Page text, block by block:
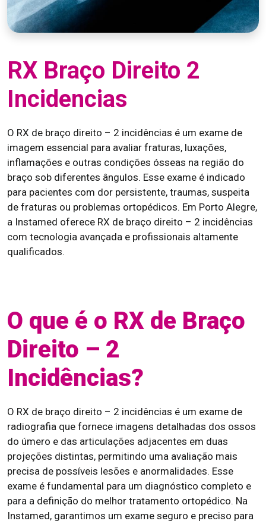
RX Braço Direito 2
Incidencias
O RX de braço direito – 2 incidências é um exame de
imagem essencial para avaliar fraturas, luxações,
inflamações e outras condições ósseas na região do
braço sob diferentes ângulos. Esse exame é indicado
para pacientes com dor persistente, traumas, suspeita
de fraturas ou problemas ortopédicos. Em Porto Alegre,
a Instamed oferece RX de braço direito – 2 incidências
com tecnologia avançada e profissionais altamente
qualificados.
O que é o RX de Braço
Direito – 2
Incidências?
O RX de braço direito – 2 incidências é um exame de
radiografia que fornece imagens detalhadas dos ossos
do úmero e das articulações adjacentes em duas
projeções distintas, permitindo uma avaliação mais
precisa de possíveis lesões e anormalidades. Esse
exame é fundamental para um diagnóstico completo e
para a definição do melhor tratamento ortopédico. Na
Instamed, garantimos um exame seguro e preciso para